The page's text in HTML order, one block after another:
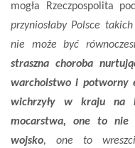
mogła Rzeczpospolita
przyniosłaby Polsce
nie może być
straszna choroba
warcholstwo i potworny
wichrzyły w kraju na
mocarstwa, one to nie
wojsko, one to